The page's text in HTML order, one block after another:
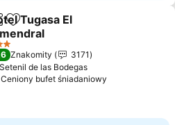
Dodaj do ulubionych
Tugasa El
Znakomity
3171
Setenil de las Bodegas
Ceniony bufet śniadaniowy